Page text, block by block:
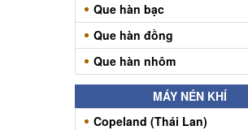
Que hàn bạc
Que hàn đồng
Que hàn nhôm
MÁY NÉN KHÍ
Copeland (Thái Lan)